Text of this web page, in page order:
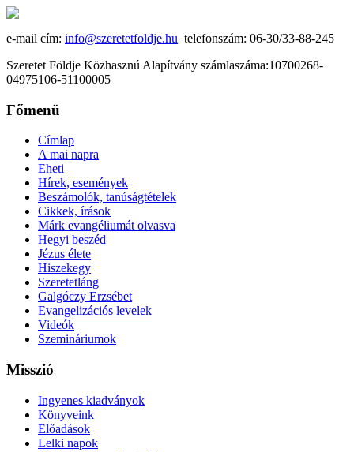
e-mail cím: info@szeretetfoldje.hu telefonszám: 06-30/33-88-245
Szeretet Földje Közhasznú Alapítvány számlaszáma:10700268-
04975106-51100005
Főmenü
Címlap
A mai napra
Eheti
Hírek, események
Beszámolók, tanúságtételek
Cikkek, írások
Márk evangéliumát olvasva
Hegyi beszéd
Jézus élete
Hiszekegy
Szeretetláng
Galgóczy Erzsébet
Evangelizációs levelek
Videók
Szemináriumok
Misszió
Ingyenes kiadványok
Könyveink
Előadások
Lelki napok